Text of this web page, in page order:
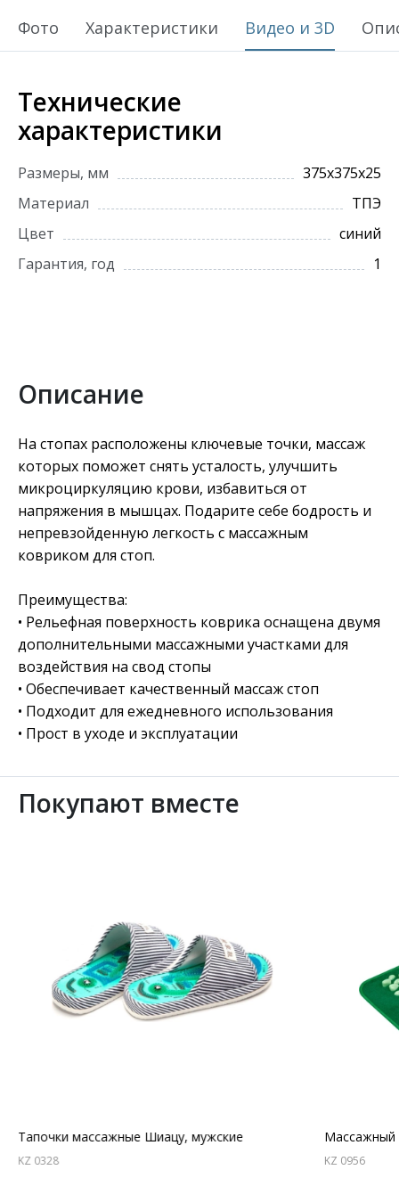
Фото Характеристики Видео и 3D
Технические
характеристики
Размеры, мм
375х375х25
Материал
ТПЭ
Цвет
синий
Гарантия, год
1
Описание
На стопах расположены ключевые точки, массаж
которых поможет снять усталость, улучшить
микроциркуляцию крови, избавиться от
напряжения в мышцах. Подарите себе бодрость и
непревзойденную легкость с массажным
ковриком для стоп.
Преимущества:
• Рельефная поверхность коврика оснащена двумя
дополнительными массажными участками для
воздействия на свод стопы
• Обеспечивает качественный массаж стоп
• Подходит для ежедневного использования
• Прост в уходе и эксплуатации
Покупают вместе
Тапочки массажные Шиацу, мужские
KZ 0328
Массажный
KZ 0956